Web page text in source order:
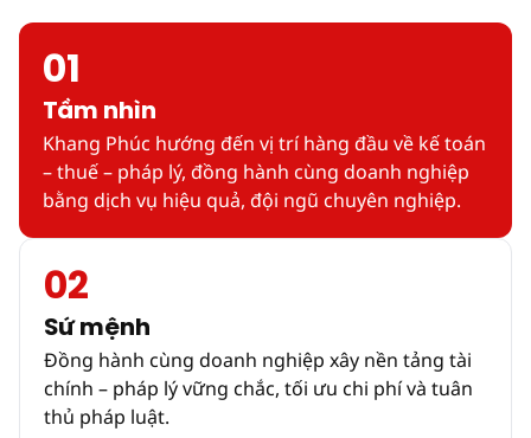
01
Tầm nhìn
Khang Phúc hướng đến vị trí hàng đầu về kế toán
– thuế – pháp lý, đồng hành cùng doanh nghiệp
bằng dịch vụ hiệu quả, đội ngũ chuyên nghiệp.
02
Sứ mệnh
Đồng hành cùng doanh nghiệp xây nền tảng tài
chính – pháp lý vững chắc, tối ưu chi phí và tuân
thủ pháp luật.